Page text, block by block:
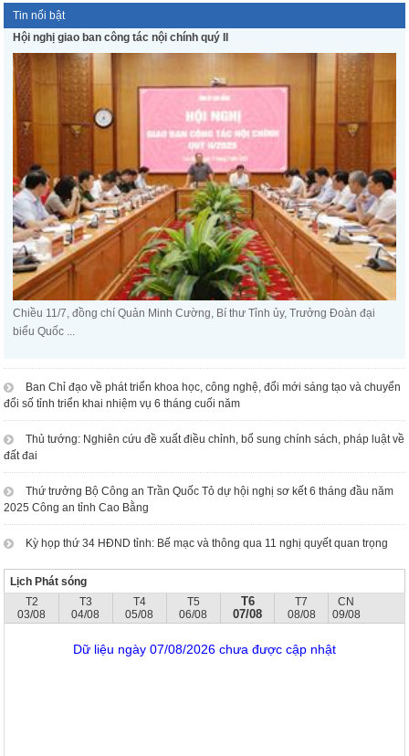
Tin nổi bật
Hội nghị giao ban công tác nội chính quý II
Chiều 11/7, đồng chí Quản Minh Cường, Bí thư Tỉnh ủy, Trưởng Đoàn đại
biểu Quốc ...
Ban Chỉ đạo về phát triển khoa học, công nghệ, đổi mới sáng tạo và chuyển
đổi số tỉnh triển khai nhiệm vụ 6 tháng cuối năm
Thủ tướng: Nghiên cứu đề xuất điều chỉnh, bổ sung chính sách, pháp luật về
đất đai
Thứ trưởng Bộ Công an Trần Quốc Tỏ dự hội nghị sơ kết 6 tháng đầu năm
2025 Công an tỉnh Cao Bằng
Kỳ họp thứ 34 HĐND tỉnh: Bế mạc và thông qua 11 nghị quyết quan trọng
Lịch Phát sóng
T2
03/08
T3
04/08
T4
05/08
T5
06/08
T6
07/08
T7
08/08
CN
09/08
Dữ liệu ngày 07/08/2026 chưa được cập nhật